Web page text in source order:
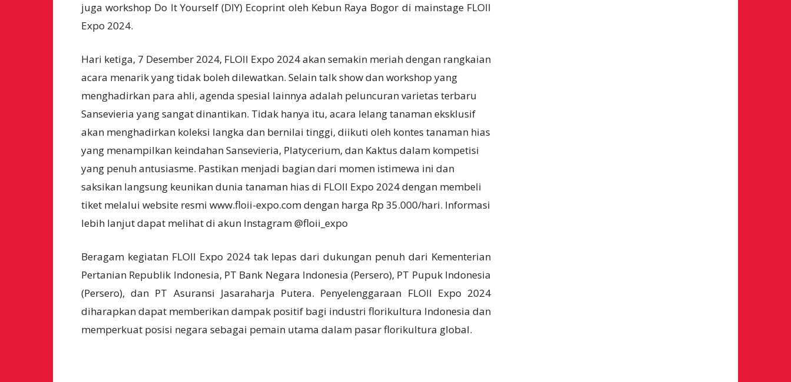
juga workshop Do It Yourself (DIY) Ecoprint oleh Kebun Raya Bogor di mainstage FLOII
Expo 2024.
Hari ketiga, 7 Desember 2024, FLOII Expo 2024 akan semakin meriah dengan rangkaian
acara menarik yang tidak boleh dilewatkan. Selain talk show dan workshop yang
menghadirkan para ahli, agenda spesial lainnya adalah peluncuran varietas terbaru
Sansevieria yang sangat dinantikan. Tidak hanya itu, acara lelang tanaman eksklusif
akan menghadirkan koleksi langka dan bernilai tinggi, diikuti oleh kontes tanaman hias
yang menampilkan keindahan Sansevieria, Platycerium, dan Kaktus dalam kompetisi
yang penuh antusiasme. Pastikan menjadi bagian dari momen istimewa ini dan
saksikan langsung keunikan dunia tanaman hias di FLOII Expo 2024 dengan membeli
tiket melalui website resmi www.floii-expo.com dengan harga Rp 35.000/hari. Informasi
lebih lanjut dapat melihat di akun Instagram @floii_expo
Beragam kegiatan FLOII Expo 2024 tak lepas dari dukungan penuh dari Kementerian
Pertanian Republik Indonesia, PT Bank Negara Indonesia (Persero), PT Pupuk Indonesia
(Persero), dan PT Asuransi Jasaraharja Putera. Penyelenggaraan FLOII Expo 2024
diharapkan dapat memberikan dampak positif bagi industri florikultura Indonesia dan
memperkuat posisi negara sebagai pemain utama dalam pasar florikultura global.